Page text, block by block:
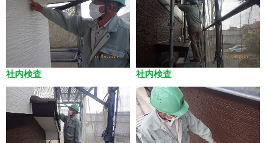
社内検査 社内検査